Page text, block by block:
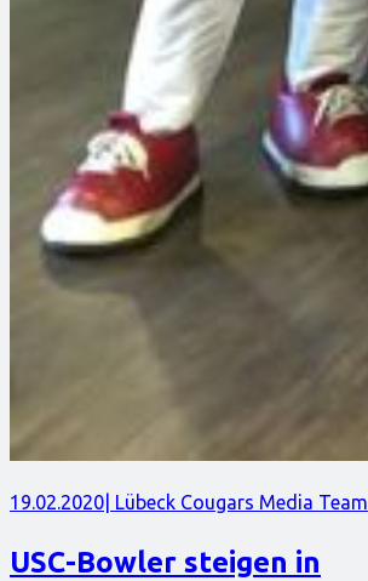
19.02.2020 | Lübeck Cougars Media Team
USC-Bowler steigen in